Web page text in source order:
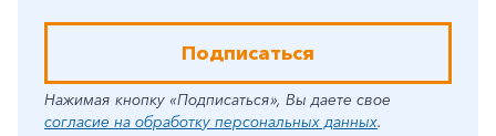
Подписаться
Нажимая кнопку «Подписаться», Вы даете свое
согласие на обработку персональных данных.